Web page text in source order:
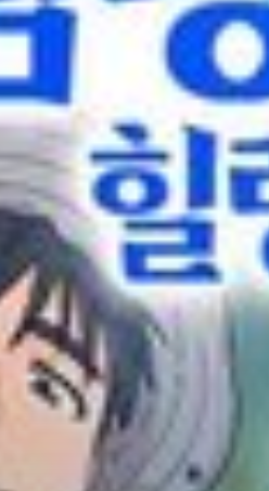
Adventure
Tu Tiên
Ngôn Tình
Slice Of Life
School Life
Manga
Supernatural
Xuyên Không
Shounen
Cổ Đại
Mystery